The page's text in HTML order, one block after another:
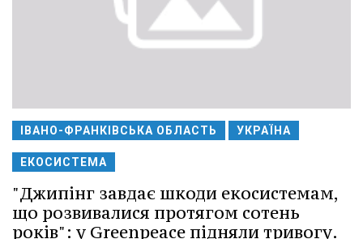
ІВАНО-ФРАНКІВСЬКА ОБЛАСТЬ УКРАЇНА
ЕКОСИСТЕМА
"Джипінг завдає шкоди екосистемам,
що розвивалися протягом сотень
років": у Greenpeace підняли тривогу.